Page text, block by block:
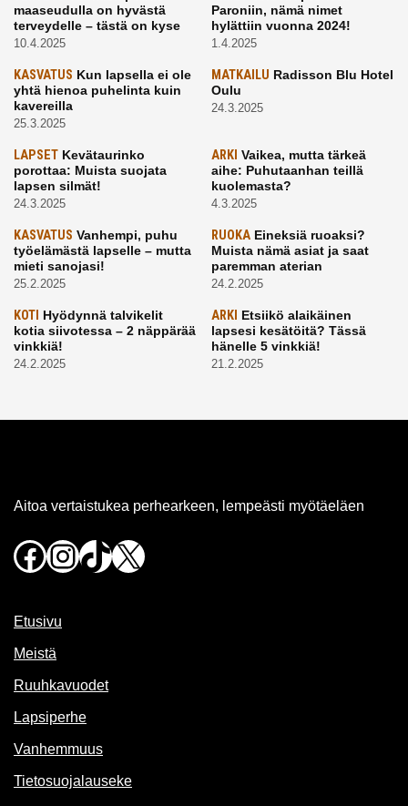
maaseudulla on hyvästä
terveydelle – tästä on kyse
10.4.2025
Paroniin, nämä nimet
hylättiin vuonna 2024!
1.4.2025
KASVATUS Kun lapsella ei ole
yhtä hienoa puhelinta kuin
kavereilla
25.3.2025
MATKAILU Radisson Blu Hotel
Oulu
24.3.2025
LAPSET Kevätaurinko
porottaa: Muista suojata
lapsen silmät!
24.3.2025
ARKI Vaikea, mutta tärkeä
aihe: Puhutaanhan teillä
kuolemasta?
4.3.2025
KASVATUS Vanhempi, puhu
työelämästä lapselle – mutta
mieti sanojasi!
25.2.2025
RUOKAEineksiä ruoaksi?
Muista nämä asiat ja saat
paremman aterian
24.2.2025
KOTI Hyödynnä talvikelit
kotia siivotessa – 2 näppärää
vinkkiä!
24.2.2025
ARKI Etsiikö alaikäinen
lapsesi kesätöitä? Tässä
hänelle 5 vinkkiä!
21.2.2025
Aitoa vertaistukea perhearkeen, lempeästi myötäeläen
Facebook
Instagram
TikTok
X
Etusivu
Meistä
Ruuhkavuodet
Lapsiperhe
Vanhemmuus
Tietosuojalauseke